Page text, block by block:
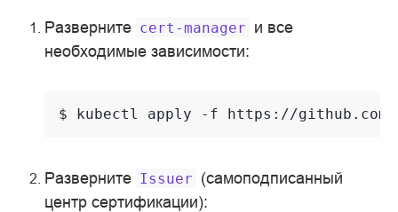
Разверните cert-manager и все
необходимые зависимости:
$ kubectl apply -f
Разверните Issuer (самоподписанный
центр сертификации):